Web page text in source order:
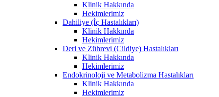
Klinik Hakkında
Hekimlerimiz
Dahiliye (İç Hastalıkları)
Klinik Hakkında
Hekimlerimiz
Deri ve Zührevi (Cildiye) Hastalıkları
Klinik Hakkında
Hekimlerimiz
Endokrinoloji ve Metabolizma Hastalıkları
Klinik Hakkında
Hekimlerimiz